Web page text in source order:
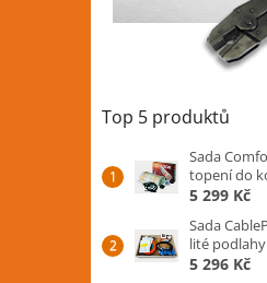
Top 5 produktů
Sada
topení do
5 299 Kč
Sada
lité podlahy
5 296 Kč